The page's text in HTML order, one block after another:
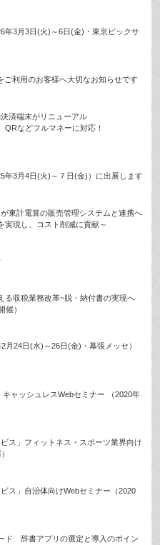
年3月3日(火)～6日(金)・東京ビックサ
ご利用のお客様へ大切なお知らせです
済端末がリニューアル
QRなどフルマネーに対応！
年3月4日(火)～７日(金)）に出展します
東計電算の販売管理システムと連携へ
実現し、コスト削減に貢献～
る収税業務改革~脱・納付書の実現へ
催）
月24日(水)～26日(金)・幕張メッセ）
ャッシュレスWebセミナー （2020年
ス」フィットネス・スポーツ業界向け
ス」自治体向けWebセミナー（2020
ド 辞書アプリの選定と導入のポイン